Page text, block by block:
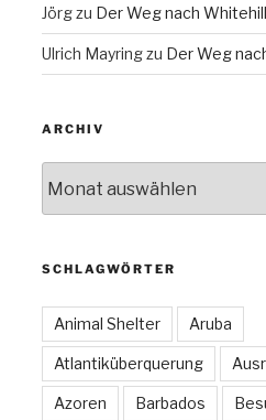
Jörgzu Der Weg nach
Ulrich Mayringzu Der Weg
ARCHIV
SCHLAGWÖRTER
Animal Shelter Aruba
Atlantiküberquerung
Azoren Barbados